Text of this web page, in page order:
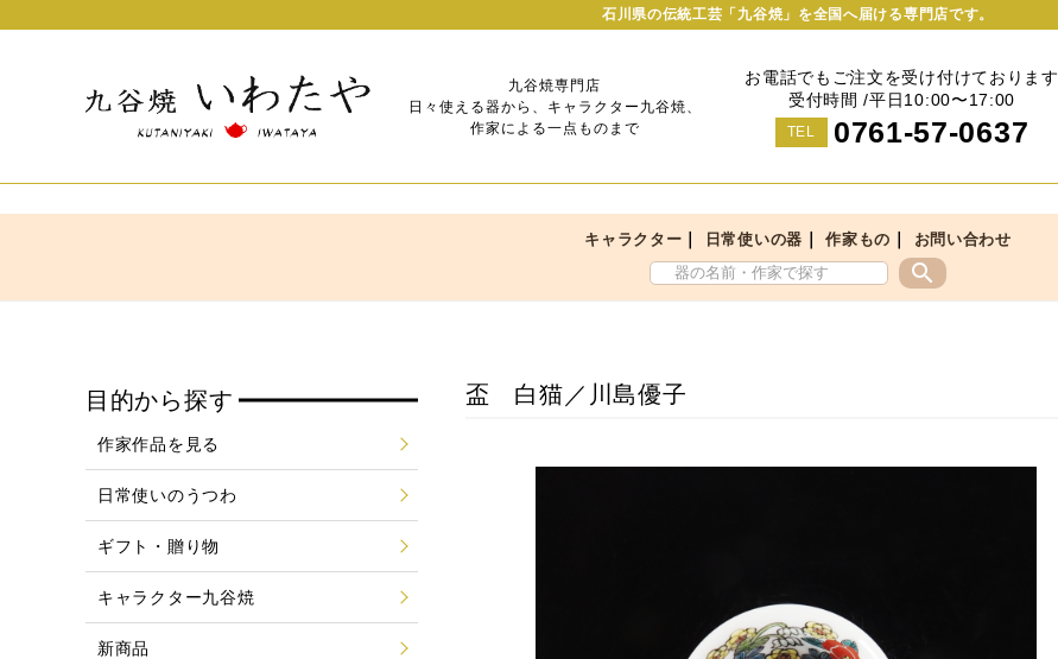
石川県の伝統工芸「九谷焼」を全国へ届ける専門店です。
九谷焼専門店
日々使える器から、キャラクター九谷焼、
作家による一点ものまで
お電話でもご注文を受け付けております
受付時間 /平日10:00〜17:00
TEL 0761-57-0637
キャラクター 日常使いの器 ｜作家もの お問い合わせ
search
盃 白猫／川島優子
目的から探す
作家作品を見る
日常使いのうつわ
ギフト・贈り物
キャラクター九谷焼
新商品